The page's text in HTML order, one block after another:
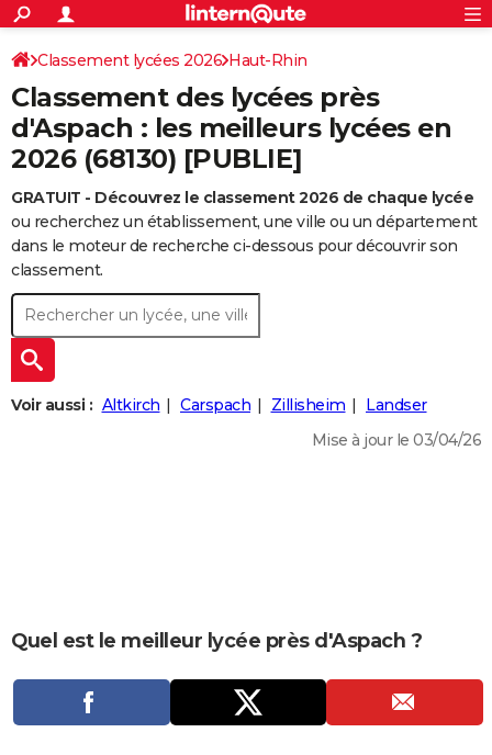
ACTUALITÉS
Politique
Société
Faits Divers
Education
Monde
Villes
+
SPORT
Coupe du monde 2026
Football
Tennis
Cyclisme
Rugby
Forum
CULTURE
Programme TV
TNT
Streaming
Cinéma
Sorties cinéma
Musique
+
FINANCE
Retraite
Impôts
Epargne
Immobilier
Risques naturels par ville
Banque
Assurance
Crédit
AUTO
Essais
Réserver un essai
Citadines
Berlines
SUV
Forum auto
+
HIGH-TECH
BRICOLAGE
Forum
Aménagement intérieur
Extérieur
Cuisine
Salle de bains
Jardinage
Rangement
+WEEK-END
Guides de France
Escapades
Patrimoine
Expositions
Musées
Week-end nature
+
LIFESTYLE
CARTE DE VOEUX
Carte de Noël
Carte Bonne année
Carte Saint-Valentin
Carte Pâques
Carte d'anniversaire
DICTIONNAIRE
S'inscrire
Connexion
Classement lycées 2026 Haut-Rhin
Classement des lycées près
d'Aspach : les meilleurs lycées en
2026 (68130) [PUBLIE]
GRATUIT - Découvrez le classement 2026 de chaque lycée
ou recherchez un établissement, une ville ou un département
dans le moteur de recherche ci-dessous pour découvrir son
classement.
Voir aussi : Altkirch Carspach Zillisheim
Landser
Mise à jour le 03/04/26
Quel est le meilleur lycée près d'Aspach ?